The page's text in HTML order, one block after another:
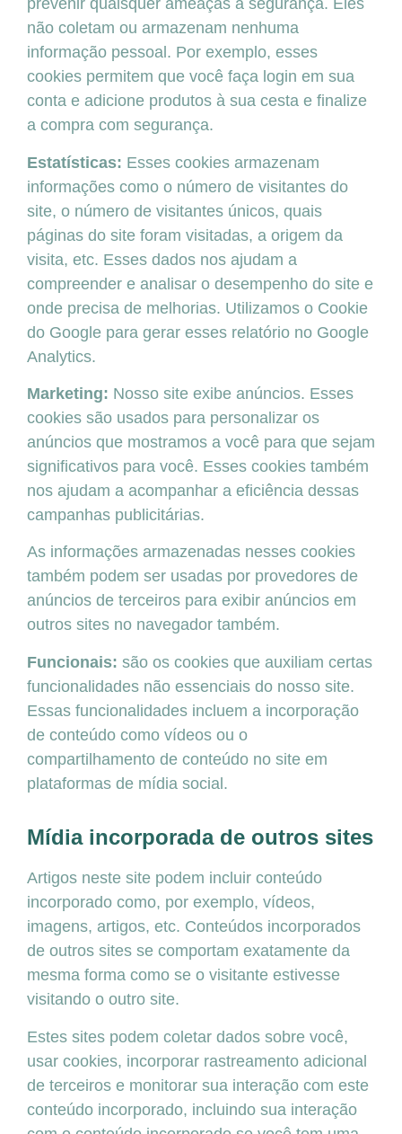
prevenir quaisquer ameaças à segurança. Eles
não coletam ou armazenam nenhuma
informação pessoal. Por exemplo, esses
cookies permitem que você faça login em sua
conta e adicione produtos à sua cesta e finalize
a compra com segurança.
Estatísticas: Esses cookies armazenam
informações como o número de visitantes do
site, o número de visitantes únicos, quais
páginas do site foram visitadas, a origem da
visita, etc. Esses dados nos ajudam a
compreender e analisar o desempenho do site e
onde precisa de melhorias. Utilizamos o Cookie
do Google para gerar esses relatório no Google
Analytics.
Marketing: Nosso site exibe anúncios. Esses
cookies são usados ​​para personalizar os
anúncios que mostramos a você para que sejam
significativos para você. Esses cookies também
nos ajudam a acompanhar a eficiência dessas
campanhas publicitárias.
As informações armazenadas nesses cookies
também podem ser usadas por provedores de
anúncios de terceiros para exibir anúncios em
outros sites no navegador também.
Funcionais: são os cookies que auxiliam certas
funcionalidades não essenciais do nosso site.
Essas funcionalidades incluem a incorporação
de conteúdo como vídeos ou o
compartilhamento de conteúdo no site em
plataformas de mídia social.
Mídia incorporada de outros sites
Artigos neste site podem incluir conteúdo
incorporado como, por exemplo, vídeos,
imagens, artigos, etc. Conteúdos incorporados
de outros sites se comportam exatamente da
mesma forma como se o visitante estivesse
visitando o outro site.
Estes sites podem coletar dados sobre você,
usar cookies, incorporar rastreamento adicional
de terceiros e monitorar sua interação com este
conteúdo incorporado, incluindo sua interação